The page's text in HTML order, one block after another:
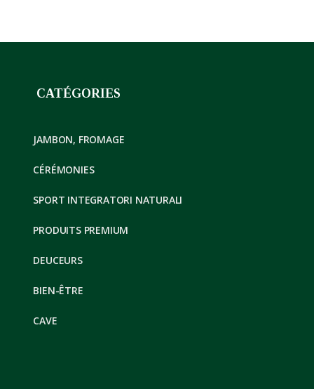
CATÉGORIES
JAMBON, FROMAGE
CÉRÉMONIES
SPORT INTEGRATORI NATURALI
PRODUITS PREMIUM
DEUCEURS
BIEN-ÊTRE
CAVE